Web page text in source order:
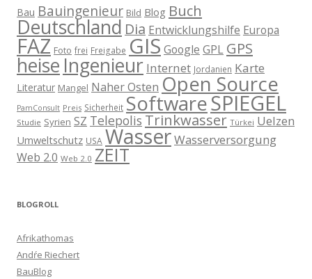
Bau Bauingenieur Bild Blog Buch
Deutschland Dia Entwicklungshilfe Europa
FAZ Foto frei Freigabe GIS Google GPL GPS
heise Ingenieur Internet Jordanien Karte
Literatur Mangel Naher Osten Open Source
PamConsult Preis Sicherheit SoftwareSPIEGEL
Studie Syrien SZ Telepolis Trinkwasser Türkei Uelzen
Umweltschutz USA WasserWasserversorgung
Web 2.0 Web 2.0 ZEIT
BLOGROLL
Afrikathomas
Andŕe Riechert
BauBlog